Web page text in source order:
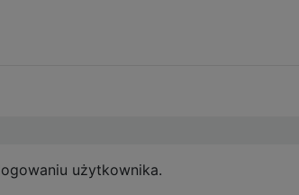
użytkownika.